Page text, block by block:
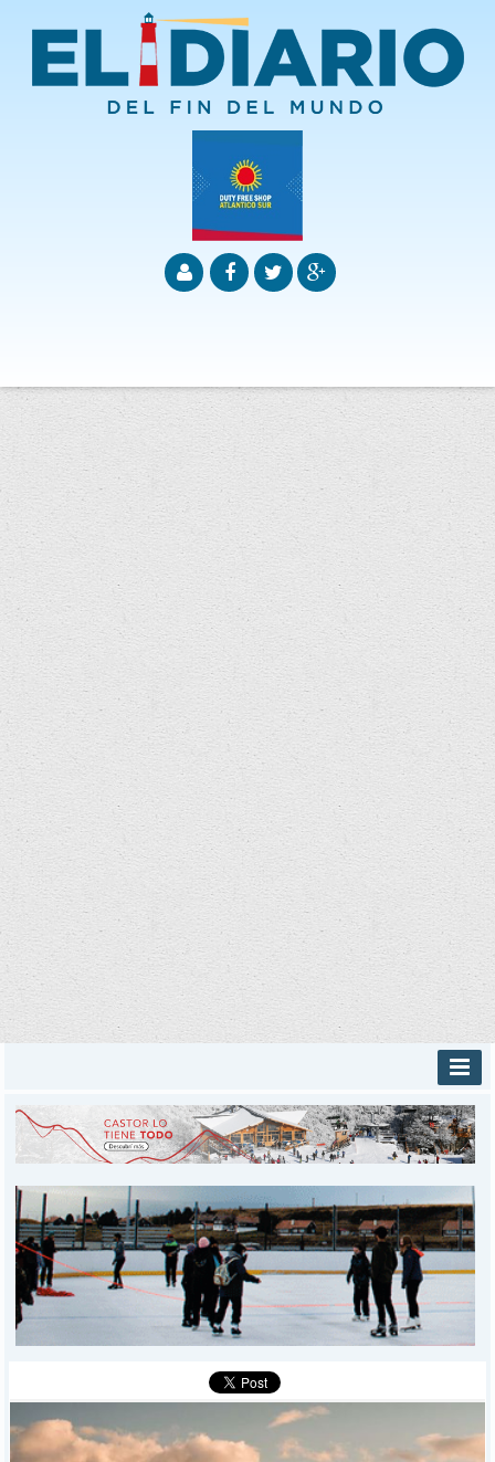
INICIO
PROVINCIALES
DEPORTES
POLICIALES
I-DIARIO
MÁS
BÚSQUEDA